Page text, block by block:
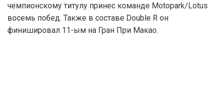
чемпионскому титулу принес команде Motopark/Lotus
восемь побед. Также в составе Double R он
финишировал 11-ым на Гран При Макао.